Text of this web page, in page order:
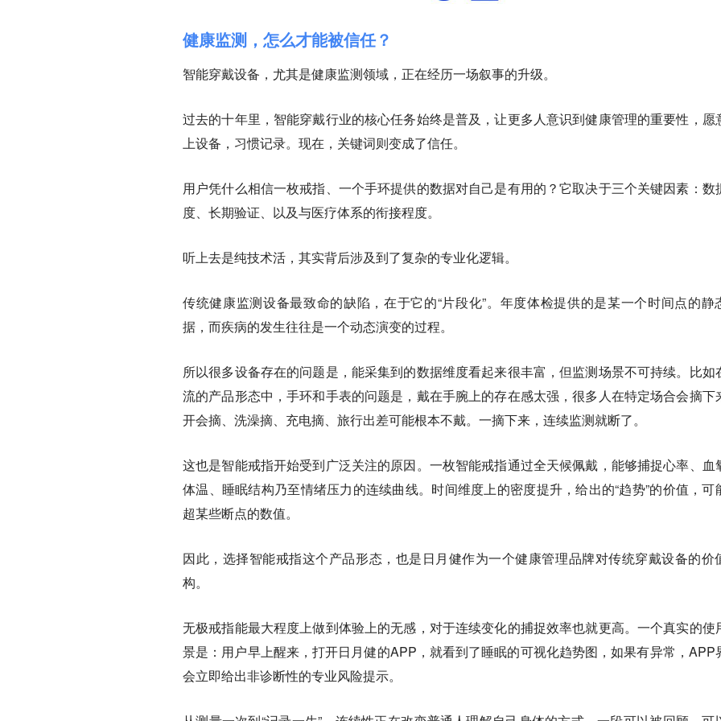
健康监测，怎么才能被信任？
智能穿戴设备，尤其是健康监测领域，正在经历一场叙事的升级。
过去的十年里，智能穿戴行业的核心任务始终是普及，让更多人意识到健康管理的重要性，愿
上设备，习惯记录。现在，关键词则变成了信任。
用户凭什么相信一枚戒指、一个手环提供的数据对自己是有用的？它取决于三个关键因素：数
度、长期验证、以及与医疗体系的衔接程度。
听上去是纯技术活，其实背后涉及到了复杂的专业化逻辑。
传统健康监测设备最致命的缺陷，在于它的“片段化”。年度体检提供的是某一个时间点的静
据，而疾病的发生往往是一个动态演变的过程。
所以很多设备存在的问题是，能采集到的数据维度看起来很丰富，但监测场景不可持续。比如
流的产品形态中，手环和手表的问题是，戴在手腕上的存在感太强，很多人在特定场合会摘下
开会摘、洗澡摘、充电摘、旅行出差可能根本不戴。一摘下来，连续监测就断了。
这也是智能戒指开始受到广泛关注的原因。一枚智能戒指通过全天候佩戴，能够捕捉心率、血
体温、睡眠结构乃至情绪压力的连续曲线。时间维度上的密度提升，给出的“趋势”的价值，可
超某些断点的数值。
因此，选择智能戒指这个产品形态，也是日月健作为一个健康管理品牌对传统穿戴设备的价
构。
无极戒指能最大程度上做到体验上的无感，对于连续变化的捕捉效率也就更高。一个真实的使
景是：用户早上醒来，打开日月健的APP，就看到了睡眠的可视化趋势图，如果有异常，APP
会立即给出非诊断性的专业风险提示。